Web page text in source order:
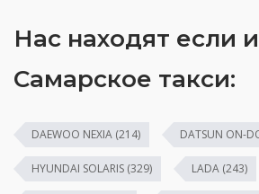
Нас находят если
Самарское такси:
DAEWOO NEXIA (214) DATSUN ON-
HYUNDAI SOLARIS (329) LADA (243)